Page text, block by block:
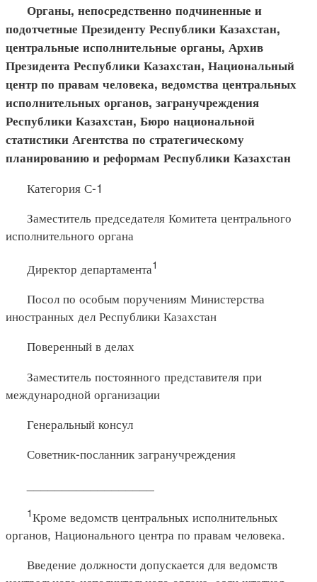
Органы, непосредственно подчиненные и
подотчетные Президенту Республики Казахстан,
центральные исполнительные органы, Архив
Президента Республики Казахстан, Национальный
центр по правам человека, ведомства центральных
исполнительных органов, загранучреждения
Республики Казахстан, Бюро национальной
статистики Агентства по стратегическому
планированию и реформам Республики Казахстан
Категория С-1
Заместитель председателя Комитета центрального
исполнительного органа
Директор департамента1
Посол по особым поручениям Министерства
иностранных дел Республики Казахстан
Поверенный в делах
Заместитель постоянного представителя при
международной организации
Генеральный консул
Советник-посланник загранучреждения
1Кроме ведомств центральных исполнительных
органов, Национального центра по правам человека.
Введение должности допускается для ведомств